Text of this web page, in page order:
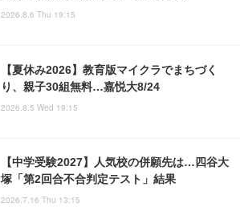
2026.8.6 Thu 19:15
【夏休み2026】教育版マイクラでまちづく
り、親子30組無料…嘉悦大8/24
2026.8.5 Wed 19:15
【中学受験2027】人気校の併願先は…四谷大
塚「第2回合不合判定テスト」結果
2026.7.16 Thu 13:15